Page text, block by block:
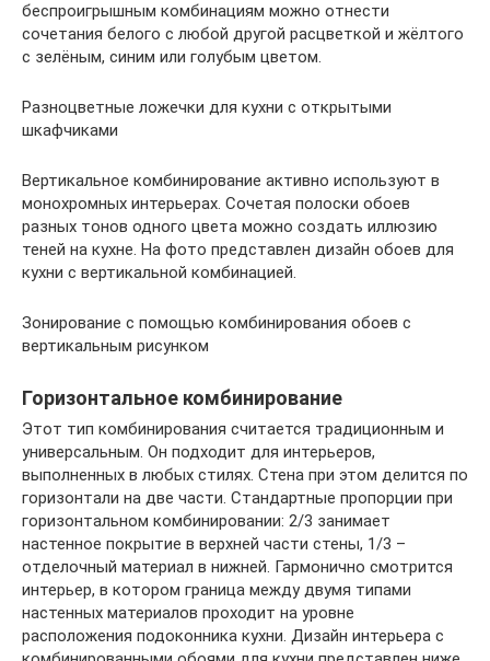
беспроигрышным комбинациям можно отнести
сочетания белого с любой другой расцветкой и жёлтого
с зелёным, синим или голубым цветом.
Разноцветные ложечки для кухни с открытыми
шкафчиками
Вертикальное комбинирование активно используют в
монохромных интерьерах. Сочетая полоски обоев
разных тонов одного цвета можно создать иллюзию
теней на кухне. На фото представлен дизайн обоев для
кухни с вертикальной комбинацией.
Зонирование с помощью комбинирования обоев с
вертикальным рисунком
Горизонтальное комбинирование
Этот тип комбинирования считается традиционным и
универсальным. Он подходит для интерьеров,
выполненных в любых стилях. Стена при этом делится по
горизонтали на две части. Стандартные пропорции при
горизонтальном комбинировании: 2/3 занимает
настенное покрытие в верхней части стены, 1/3 –
отделочный материал в нижней. Гармонично смотрится
интерьер, в котором граница между двумя типами
настенных материалов проходит на уровне
расположения подоконника кухни. Дизайн интерьера с